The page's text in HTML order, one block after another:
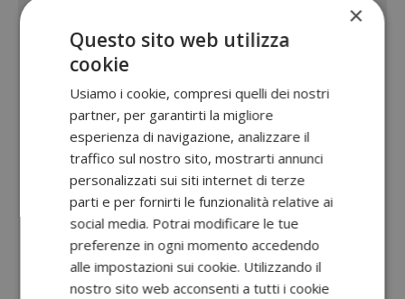
×
Questo sito web utilizza
cookie
Usiamo i cookie, compresi quelli dei nostri
partner, per garantirti la migliore
esperienza di navigazione, analizzare il
traffico sul nostro sito, mostrarti annunci
personalizzati sui siti internet di terze
parti e per fornirti le funzionalità relative ai
social media. Potrai modificare le tue
preferenze in ogni momento accedendo
alle impostazioni sui cookie. Utilizzando il
nostro sito web acconsenti a tutti i cookie